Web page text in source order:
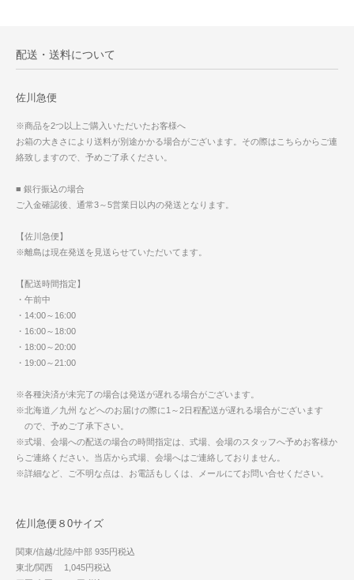
配送・送料について
佐川急便
※商品を2つ以上ご購入いただいたお客様へ
お箱の大きさにより送料が別途かかる場合がございます。その際はこちらからご連
絡致しますので、予めご了承ください。
■ 銀行振込の場合
ご入金確認後、通常3～5営業日以内の発送となります。
【佐川急便】
※離島は現在発送を見送らせていただいてます。
【配送時間指定】
・午前中
・14:00～16:00
・16:00～18:00
・18:00～20:00
・19:00～21:00
※各種決済が未完了の場合は発送が遅れる場合がございます。
※北海道／九州 などへのお届けの際に1～2日程配送が遅れる場合がございます
ので、予めご了承下さい。
※式場、会場への配送の場合の時間指定は、式場、会場のスタッフへ予めお客様か
らご連絡ください。当店から式場、会場へはご連絡しておりません。
※詳細など、ご不明な点は、お電話もしくは、メールにてお問い合せください。
佐川急便８0サイズ
関東/信越/北陸/中部 935円税込
東北/関西 1,045円税込